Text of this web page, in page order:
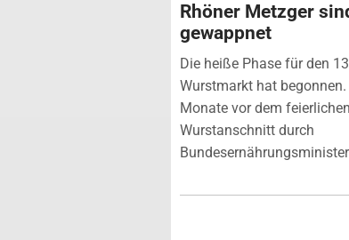
Rhöner Metzger
gewappnet
Die heiße Phase für den
Wurstmarkt hat begonnen.
Monate vor dem feierlichen
Wurstanschnitt durch